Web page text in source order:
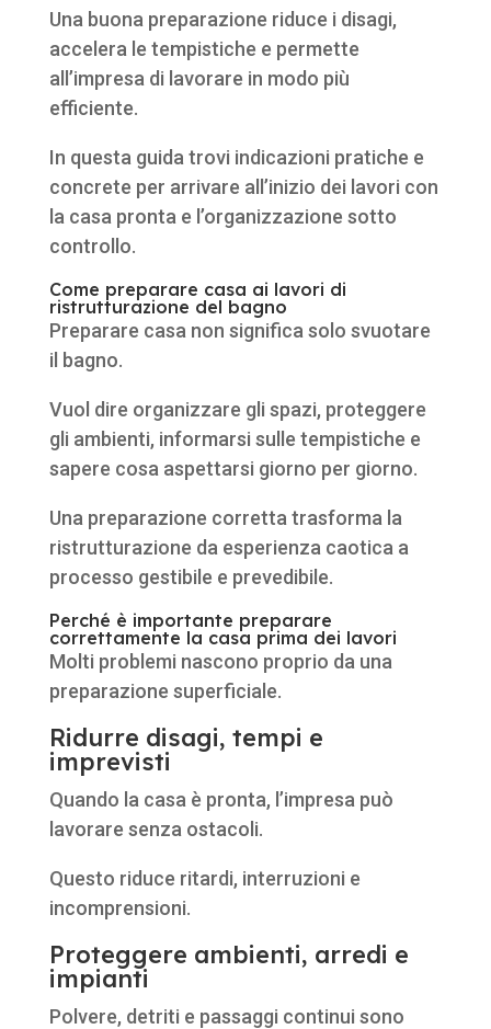
Una buona preparazione riduce i disagi,
accelera le tempistiche e permette
all’impresa di lavorare in modo più
efficiente.
In questa guida trovi indicazioni pratiche e
concrete per arrivare all’inizio dei lavori con
la casa pronta e l’organizzazione sotto
controllo.
Come preparare casa ai lavori di
ristrutturazione del bagno
Preparare casa non significa solo svuotare
il bagno.
Vuol dire organizzare gli spazi, proteggere
gli ambienti, informarsi sulle tempistiche e
sapere cosa aspettarsi giorno per giorno.
Una preparazione corretta trasforma la
ristrutturazione da esperienza caotica a
processo gestibile e prevedibile.
Perché è importante preparare
correttamente la casa prima dei lavori
Molti problemi nascono proprio da una
preparazione superficiale.
Ridurre disagi, tempi e
imprevisti
Quando la casa è pronta, l’impresa può
lavorare senza ostacoli.
Questo riduce ritardi, interruzioni e
incomprensioni.
Proteggere ambienti, arredi e
impianti
Polvere, detriti e passaggi continui sono